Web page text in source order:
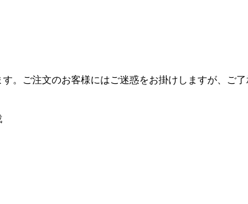
。ご注文のお客様にはご迷惑をお掛けしますが、ご